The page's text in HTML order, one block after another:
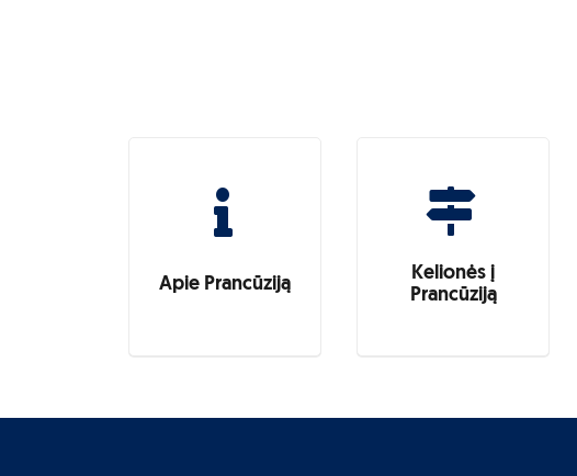
Apie Prancūziją
Kelionės į
Prancūziją